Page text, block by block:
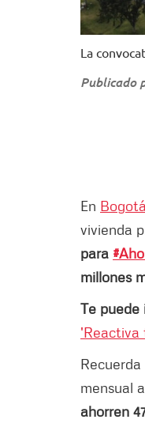
La
Publicado
En
vivienda
para
millones
Te puede
'Reactiva
mensual
ahorren